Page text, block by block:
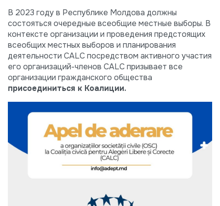
В 2023 году в Республике Молдова должны
состояться очередные всеобщие местные выборы. В
контексте организации и проведения предстоящих
всеобщих местных выборов и планирования
деятельности CALC посредством активного участия
его организаций-членов CALC призывает все
организации гражданского общества
присоединиться к Коалиции.